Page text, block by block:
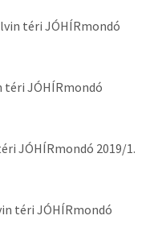
téri JÓHÍRmondó
téri JÓHÍRmondó
JÓHÍRmondó 2019/1.
téri JÓHÍRmondó